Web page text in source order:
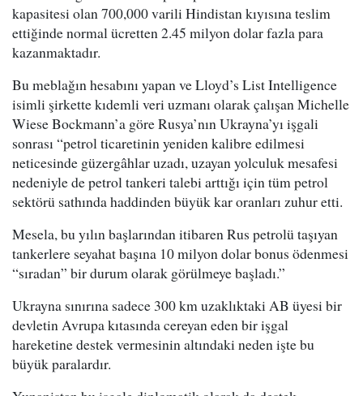
kapasitesi olan 700,000 varili Hindistan kıyısına teslim
ettiğinde normal ücretten 2.45 milyon dolar fazla para
kazanmaktadır.
Bu meblağın hesabını yapan ve Lloyd’s List Intelligence
isimli şirkette kıdemli veri uzmanı olarak çalışan Michelle
Wiese Bockmann’a göre Rusya’nın Ukrayna’yı işgali
sonrası “petrol ticaretinin yeniden kalibre edilmesi
neticesinde güzergâhlar uzadı, uzayan yolculuk mesafesi
nedeniyle de petrol tankeri talebi arttığı için tüm petrol
sektörü sathında haddinden büyük kar oranları zuhur etti.
Mesela, bu yılın başlarından itibaren Rus petrolü taşıyan
tankerlere seyahat başına 10 milyon dolar bonus ödenmesi
“sıradan” bir durum olarak görülmeye başladı.”
Ukrayna sınırına sadece 300 km uzaklıktaki AB üyesi bir
devletin Avrupa kıtasında cereyan eden bir işgal
hareketine destek vermesinin altındaki neden işte bu
büyük paralardır.